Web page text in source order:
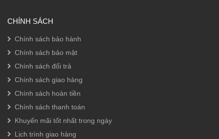
CHÍNH SÁCH
Chính sách bảo hành
Chính sách bảo mật
Chính sách đổi trả
Chính sách giao hàng
Chính sách hoàn tiền
Chính sách thanh toán
Khuyến mãi tốt nhất trong ngày
Lịch trình giao hàng